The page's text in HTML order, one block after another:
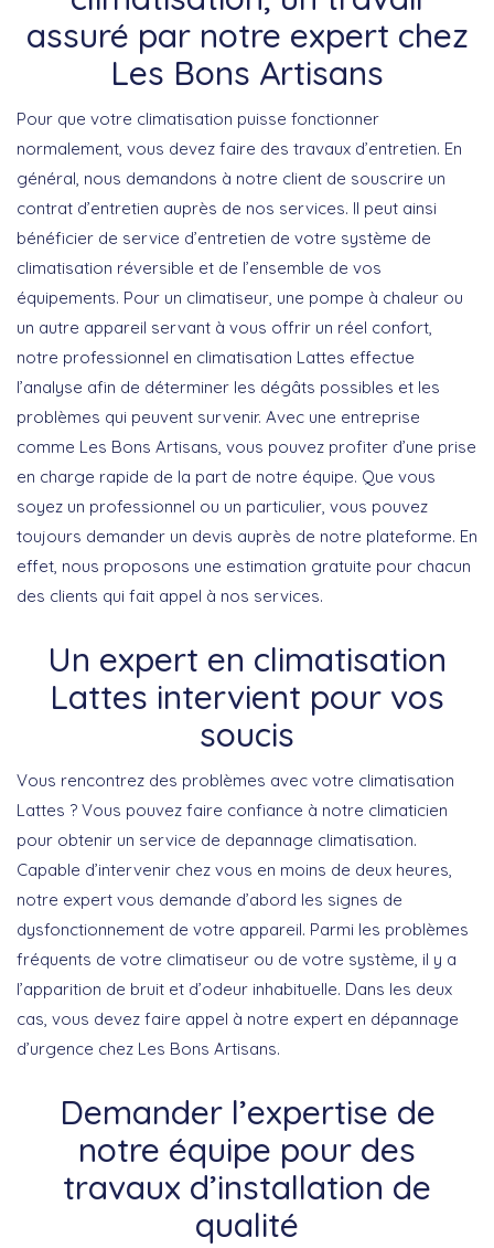
assuré par notre expert chez
Les Bons Artisans
Pour que votre climatisation puisse fonctionner
normalement, vous devez faire des travaux d’entretien. En
général, nous demandons à notre client de souscrire un
contrat d’entretien auprès de nos services. Il peut ainsi
bénéficier de service d’entretien de votre système de
climatisation réversible et de l’ensemble de vos
équipements. Pour un climatiseur, une pompe à chaleur ou
un autre appareil servant à vous offrir un réel confort,
notre professionnel en climatisation Lattes effectue
l’analyse afin de déterminer les dégâts possibles et les
problèmes qui peuvent survenir. Avec une entreprise
comme Les Bons Artisans, vous pouvez profiter d’une prise
en charge rapide de la part de notre équipe. Que vous
soyez un professionnel ou un particulier, vous pouvez
toujours demander un devis auprès de notre plateforme. En
effet, nous proposons une estimation gratuite pour chacun
des clients qui fait appel à nos services.
Un expert en climatisation
Lattes intervient pour vos
soucis
Vous rencontrez des problèmes avec votre climatisation
Lattes ? Vous pouvez faire confiance à notre climaticien
pour obtenir un service de depannage climatisation.
Capable d’intervenir chez vous en moins de deux heures,
notre expert vous demande d’abord les signes de
dysfonctionnement de votre appareil. Parmi les problèmes
fréquents de votre climatiseur ou de votre système, il y a
l’apparition de bruit et d’odeur inhabituelle. Dans les deux
cas, vous devez faire appel à notre expert en dépannage
d’urgence chez Les Bons Artisans.
Demander l’expertise de
notre équipe pour des
travaux d’installation de
qualité